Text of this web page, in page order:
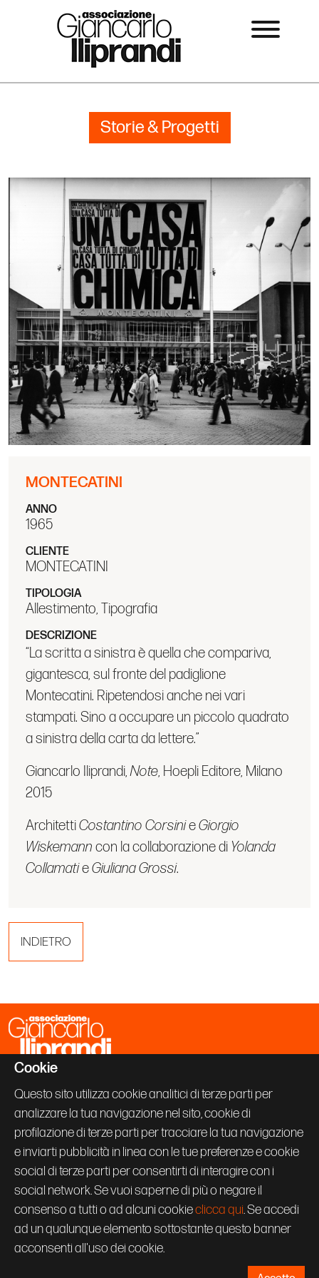
Cookie
Questo sito utilizza cookie analitici di terze parti per
analizzare la tua navigazione nel sito, cookie di
profilazione di terze parti per tracciare la tua navigazione
e inviarti pubblicità in linea con le tue preferenze e cookie
social di terze parti per consentirti di interagire con i
social network. Se vuoi saperne di più o negare il
consenso a tutti o ad alcuni cookieclicca qui. Se accedi
ad un qualunque elemento sottostante questo banner
acconsenti all'uso dei cookie.
Storie & Progetti
MONTECATINI
ANNO
1965
CLIENTE
MONTECATINI
TIPOLOGIA
Allestimento, Tipografia
DESCRIZIONE
“La scritta a sinistra è quella che compariva,
gigantesca, sul fronte del padiglione
Montecatini. Ripetendosi anche nei vari
stampati. Sino a occupare un piccolo quadrato
a sinistra della carta da lettere.”
Giancarlo Iliprandi,Note, Hoepli Editore, Milano
2015
ArchitettiCostantino CorsinieGiorgio
Wiskemann con la collaborazione di Yolanda
CollamatieGiuliana Grossi.
INDIETRO
Associazione Giancarlo Iliprandi
20131 Milano
+39 02 70600843
info@giancarloiliprandi.net
PRIVACY POLICY
COOKIE
CREDITS